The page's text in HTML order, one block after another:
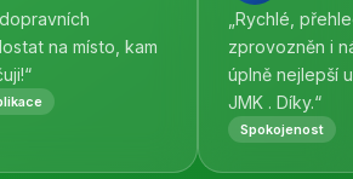
na místo, kam
„Rychlé,
zprovozněn i
úplně nejlepší
JMK . Díky.“
Spokojenost